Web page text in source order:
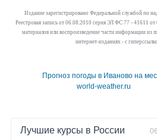
Издание зарегистрировано Федеральной службой по
Реестровая запись от 06.08.2010 серия ЭЛ ФС 77 - 41611
материалов или воспроизведение части информации из
интернет-изданиях - с
Прогноз погоды в Иваново на
world-weather.ru
Лучшие курсы в России